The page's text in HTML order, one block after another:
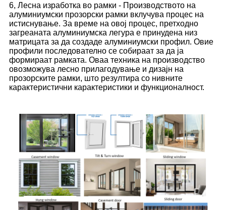
6, Лесна изработка во рамки - Производството на
алуминиумски прозорски рамки вклучува процес на
истиснување. За време на овој процес, претходно
загреаната алуминиумска легура е принудена низ
матрицата за да создаде алуминиумски профил. Овие
профили последователно се собираат за да ја
формираат рамката. Оваа техника на производство
овозможува лесно прилагодување и дизајн на
прозорските рамки, што резултира со нивните
карактеристични карактеристики и функционалност.